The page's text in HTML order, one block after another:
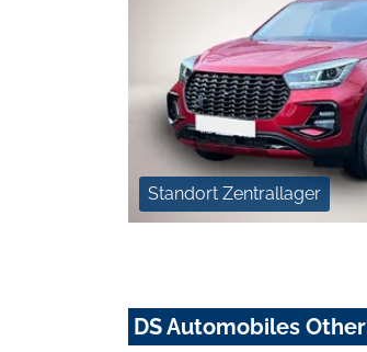
Standort Zentrallager
DS Automobiles